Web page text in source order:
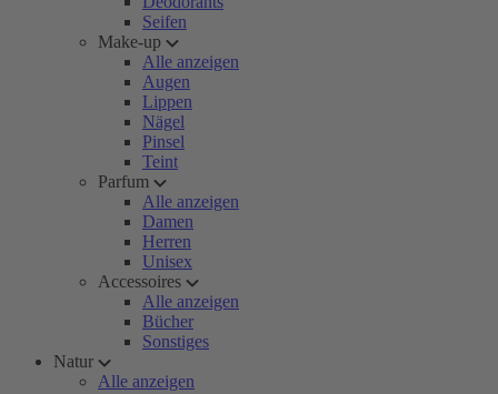
Seifen
Make-up
Alle anzeigen
Augen
Lippen
Nägel
Pinsel
Teint
Parfum
Alle anzeigen
Damen
Herren
Unisex
Accessoires
Alle anzeigen
Bücher
Sonstiges
Natur
Alle anzeigen